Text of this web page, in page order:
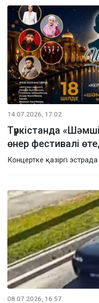
14.07.2026, 17:02
Түркістанда
өнер фестивалі
Концертке қазіргі
08.07.2026, 16:57